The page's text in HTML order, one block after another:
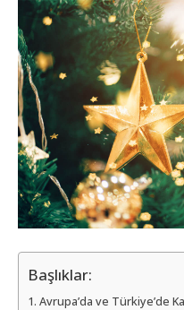
Başlıklar:
Avrupa’da ve Türkiye’de